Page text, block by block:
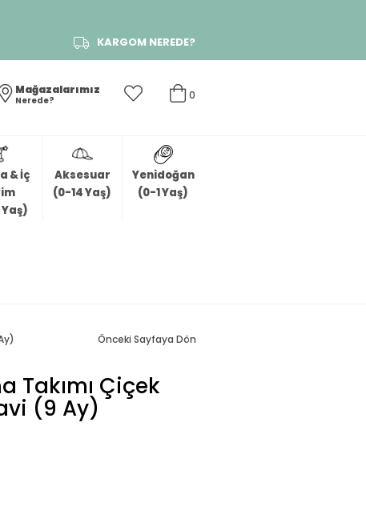
KARGOM NEREDE?
0
Mağazalarımız
Nerede?
& İç
Aksesuar
(0-14 Yaş)
Yenidoğan
(0-1 Yaş)
Önceki Sayfaya Dön
Takımı Çiçek
(9 Ay)